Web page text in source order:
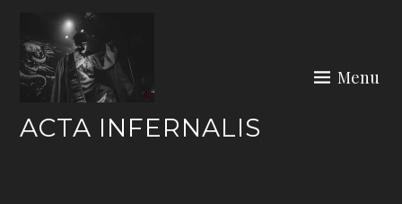
content
ACTA INFERNALIS
Menu